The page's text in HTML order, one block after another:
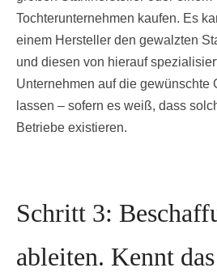
Tochterunternehmen kaufen. Es
einem Hersteller den gewalzten
und diesen von hierauf
Unternehmen auf die gewünschte
lassen – sofern es weiß, dass
Betriebe existieren.
Schritt 3:
ableiten. Kennt das